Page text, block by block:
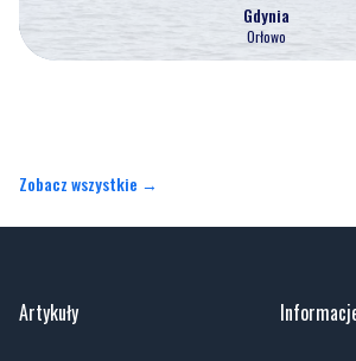
Gdynia
Orłowo
Zobacz wszystkie →
Artykuły